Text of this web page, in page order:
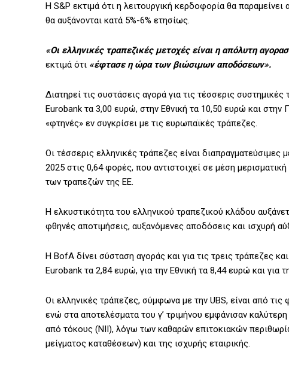
Η S&P εκτιμά ότι η λειτουργική κερδοφορία θα
θα αυξάνονται κατά 5%-6% ετησίως.
«Οι ελληνικές τραπεζικές μετοχές είναι η απόλυτη
εκτιμά ότι «έφτασε η ώρα των βιώσιμων αποδόσεων».
Διατηρεί τις συστάσεις αγορά για τις τέσσερις
Eurobank τα 3,00 ευρώ, στην Εθνική τα 10,50 ευρώ και στην
«φτηνές» εν συγκρίσει με τις ευρωπαϊκές τράπεζες.
Οι τέσσερις ελληνικές τράπεζες είναι
2025 στις 0,64 φορές, που αντιστοιχεί σε μέση
των τραπεζών της ΕΕ.
Η ελκυστικότητα του ελληνικού τραπεζικού κλάδου
φθηνές αποτιμήσεις, αυξανόμενες αποδόσεις και ισχυρή
Η BofA δίνει σύσταση αγοράς και για τις τρεις τράπεζες
Eurobank τα 2,84 ευρώ, για την Εθνική τα 8,44 ευρώ και για
Οι ελληνικές τράπεζες, σύμφωνα με την UBS, είναι από
ενώ στα αποτελέσματα του γ’ τριμήνου εμφάνισαν
από τόκους (NII), λόγω των καθαρών επιτοκιακών
μείγματος καταθέσεων) και της ισχυρής εταιρικής.